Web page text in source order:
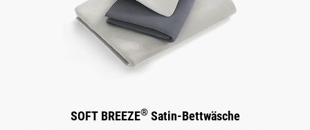
SOFT BREEZE®Satin-Bettwäsche